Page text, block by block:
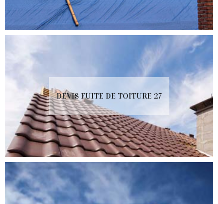
DEVIS FUITE DE TOITURE 27